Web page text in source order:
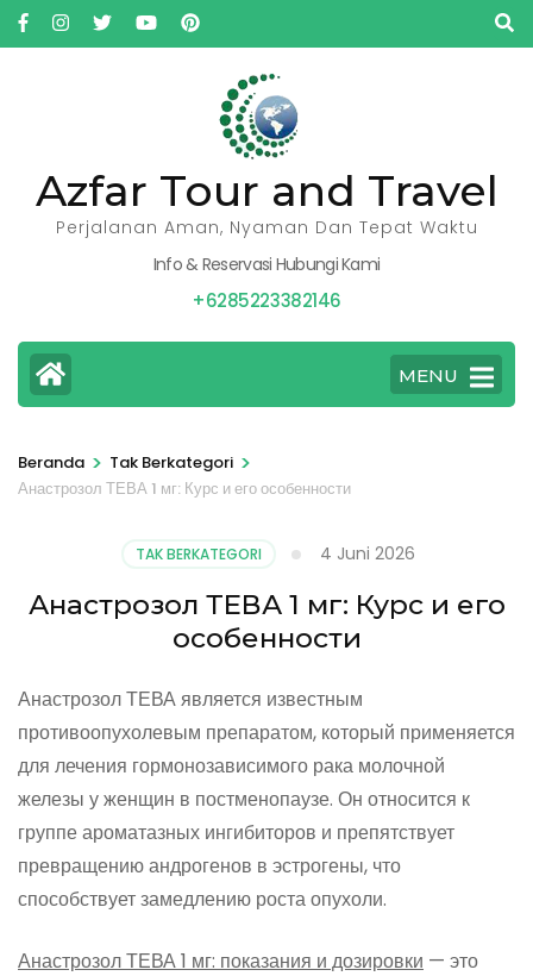
Lompat
ke
Azfar Tour and Travel
Perjalanan Aman, Nyaman Dan Tepat Waktu
Info & Reservasi Hubungi Kami
+6285223382146
MENU
Beranda > Tak Berkategori >
Анастрозол ТЕВА 1 мг: Курс и его особенности
TAK BERKATEGORI 4 Juni 2026
Анастрозол ТЕВА 1 мг: Курс и его
особенности
Анастрозол ТЕВА является известным
противоопухолевым препаратом, который применяется
для лечения гормонозависимого рака молочной
железы у женщин в постменопаузе. Он относится к
группе ароматазных ингибиторов и препятствует
превращению андрогенов в эстрогены, что
способствует замедлению роста опухоли.
Анастрозол ТЕВА 1 мг: показания и дозировки — это